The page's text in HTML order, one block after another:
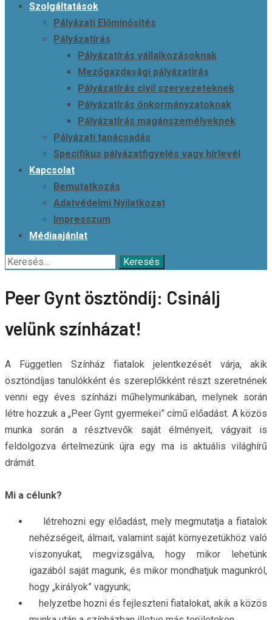
Szolgáltatások
Pályázati Előminősítés
Pályázatírás
Pályázatírás vállalkozásoknak
Mezőgazdasági pályázatírás
Pályázatírás civil szervezeteknek
Pályázatírás önkormányzatoknak
Pályázatírás magánszemélyeknek
Pályázati tanácsadás
Specifikus pályázatfigyelés vagy hírlevél
Kapcsolat
Bemutatkozás
Adatvédelmi Nyilatkozat
Impresszum
Médiaajánlat
Keresés:
Peer Gynt ösztöndíj: Csinálj
velünk színházat!
A Független Színház fiatalok jelentkezését várja, akik
ösztöndíjas tanulókként és szereplőkként részt szeretnének
venni egy éves színházi műhelymunkában, melynek során
létre hozzuk a „Peer Gynt gyermekei” című előadást. A közös
munka során a résztvevők saját élményeit, vágyait is
feldolgozva értelmezünk újra egy ma is aktuális világhírű
drámát.
Mi a célunk?
létrehozni egy előadást, mely megmutatja a fiatalok
nehézségeit, álmait, valamint saját környezetükhöz való
viszonyukat, megvizsgálva, hogy mikor lehetünk
igazából saját magunk, és mikor mondhatjuk magunkról,
hogy „királyok” vagyunk;
helyzetbe hozni és fejleszteni fiatalokat, akik a közös